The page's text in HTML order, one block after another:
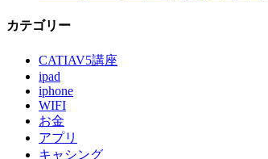
カテゴリー
CATIAV5講座
ipad
iphone
WIFI
お金
アプリ
キャシング